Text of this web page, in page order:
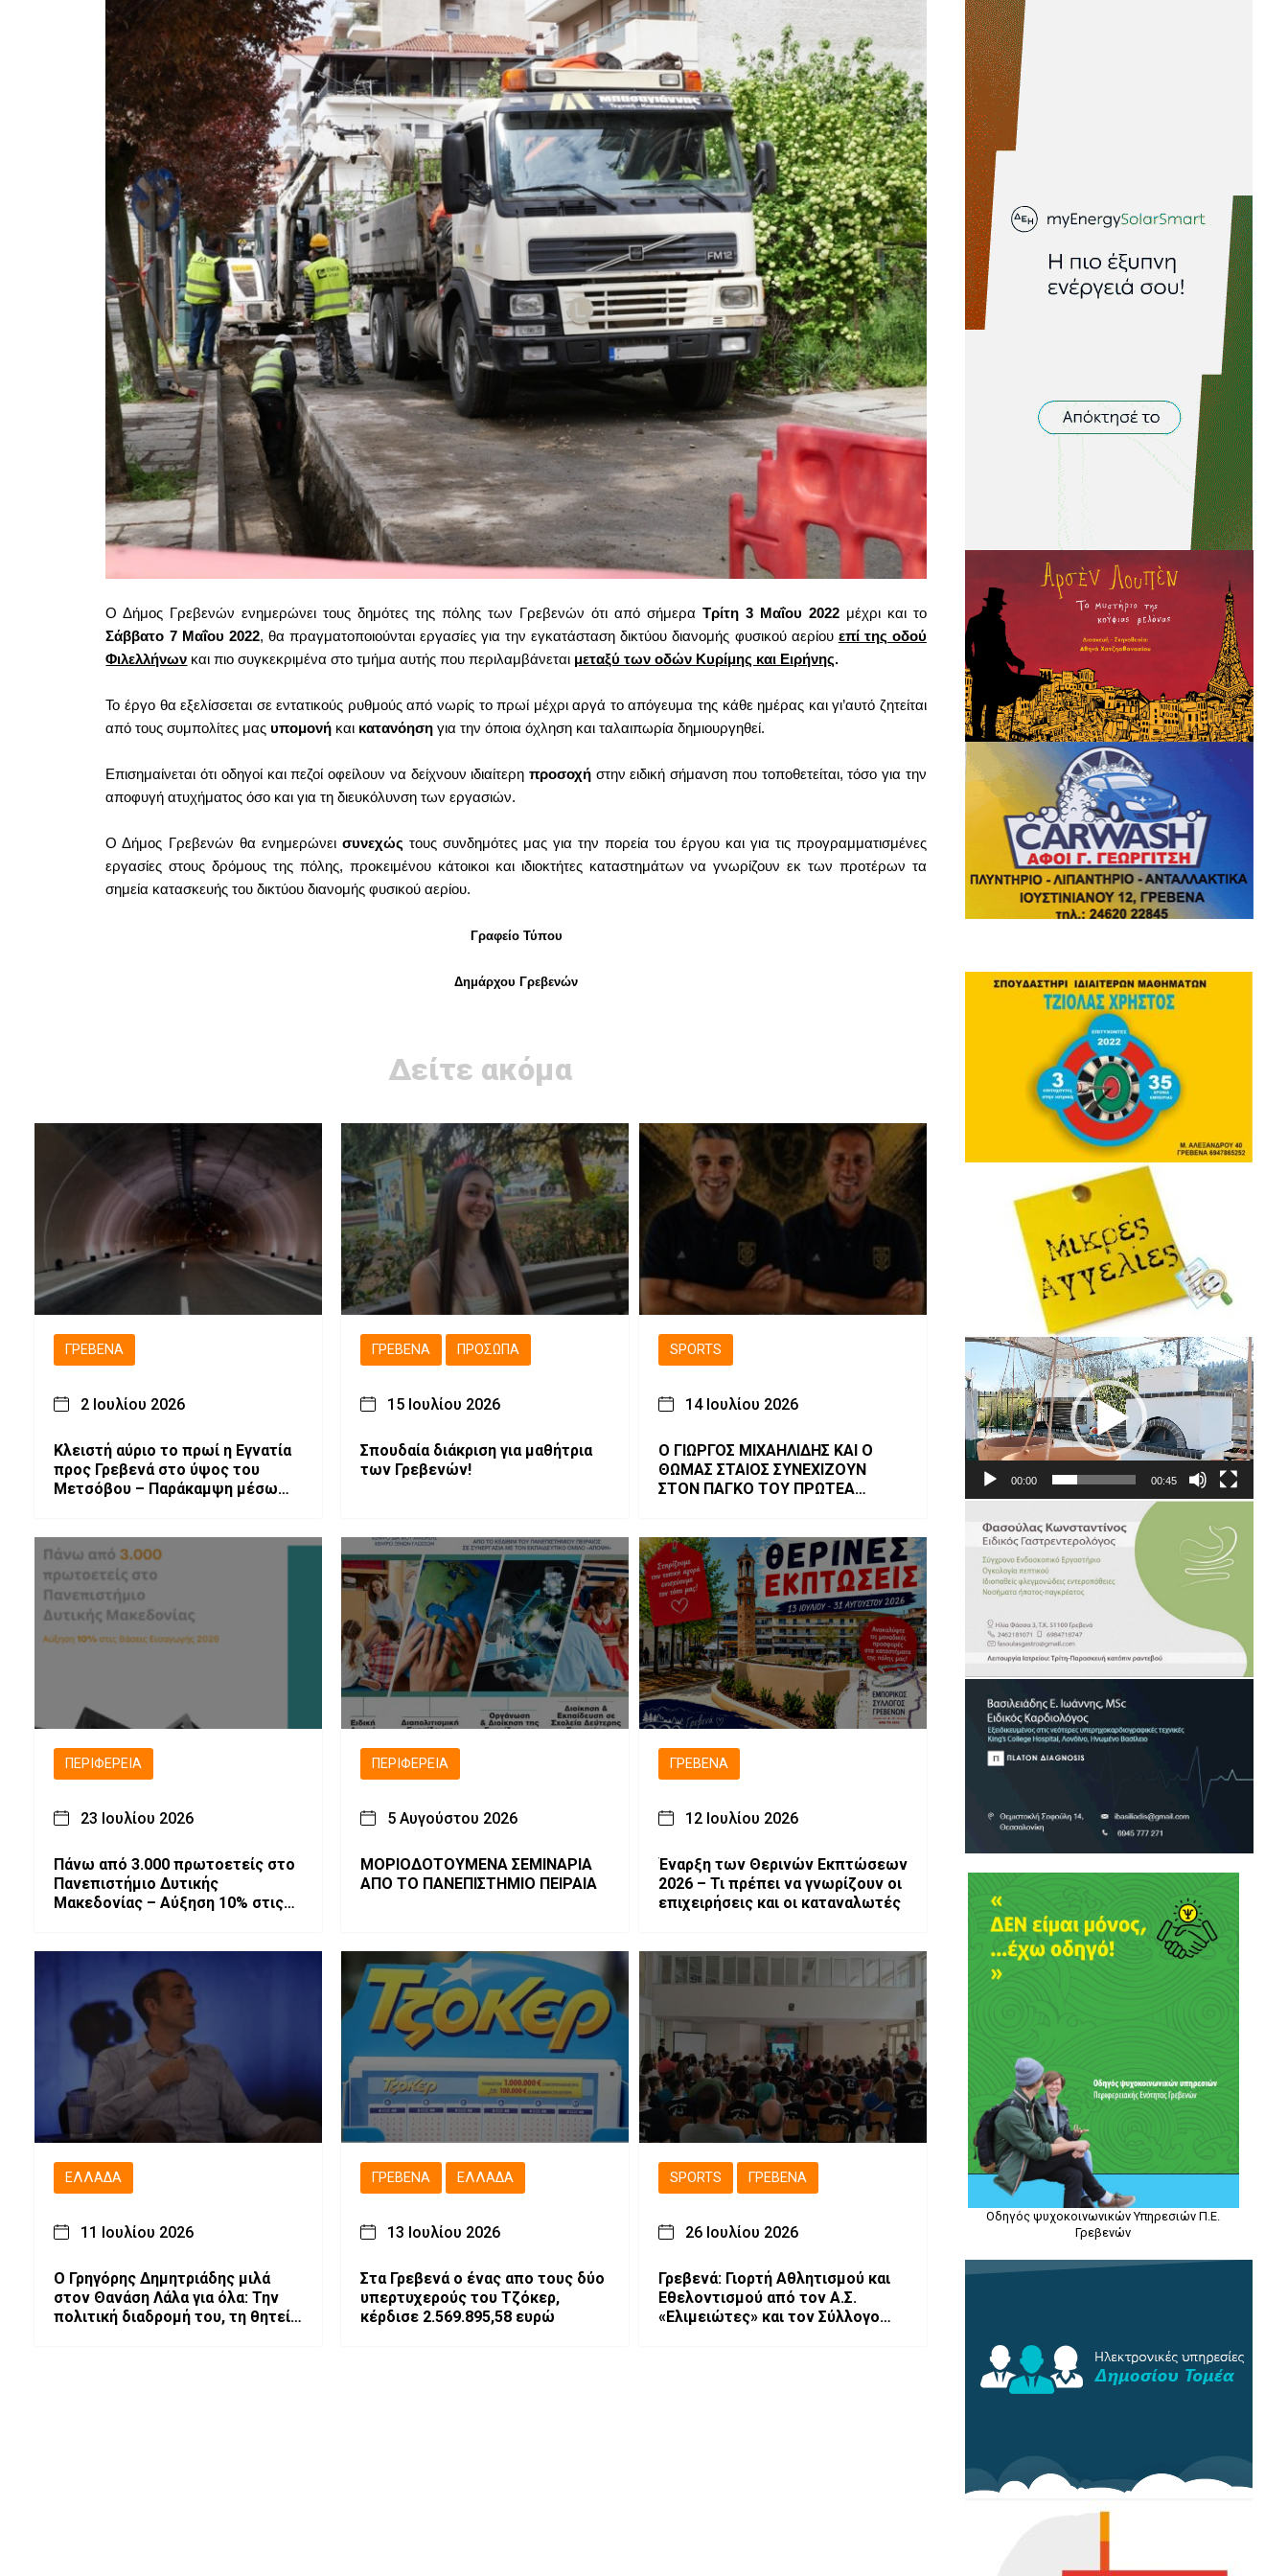
Ο Δήμος Γρεβενών ενημερώνει τους δημότες της πόλης των Γρεβενών ότι από σήμεραΤρίτη 3 Μαΐου 2022 μέχρι και το
Σάββατο 7 Μαΐου 2022, θα πραγματοποιούνται εργασίες για την εγκατάσταση δικτύου διανομής φυσικού αερίου επί της οδού
Φιλελλήνων και πιο συγκεκριμένα στο τμήμα αυτής που περιλαμβάνεται μεταξύ των οδών Κυρίμης και Ειρήνης.
Το έργο θα εξελίσσεται σε εντατικούς ρυθμούς από νωρίς το πρωί μέχρι αργά το απόγευμα της κάθε ημέρας και γι’αυτό ζητείται
από τους συμπολίτες μας υπομονή και κατανόηση για την όποια όχληση και ταλαιπωρία δημιουργηθεί.
Επισημαίνεται ότι οδηγοί και πεζοί οφείλουν να δείχνουν ιδιαίτερηπροσοχή στην ειδική σήμανση που τοποθετείται, τόσο για την
αποφυγή ατυχήματος όσο και για τη διευκόλυνση των εργασιών.
Ο Δήμος Γρεβενών θα ενημερώνει συνεχώς τους συνδημότες μας για την πορεία του έργου και για τις προγραμματισμένες
εργασίες στους δρόμους της πόλης, προκειμένου κάτοικοι και ιδιοκτήτες καταστημάτων να γνωρίζουν εκ των προτέρων τα
σημεία κατασκευής του δικτύου διανομής φυσικού αερίου.
Γραφείο Τύπου
Δημάρχου Γρεβενών
Δείτε ακόμα
ΓΡΕΒΕΝΆ
2 Ιουλίου 2026
Κλειστή αύριο το πρωί η Εγνατία
προς Γρεβενά στο ύψος του
Μετσόβου – Παράκαμψη μέσω
ΓΡΕΒΕΝΆ ΠΡΌΣΩΠΑ
15 Ιουλίου 2026
Σπουδαία διάκριση για μαθήτρια
των Γρεβενών!
SPORTS
14 Ιουλίου 2026
Ο ΓΙΩΡΓΟΣ ΜΙΧΑΗΛΙΔΗΣ ΚΑΙ Ο
ΘΩΜΑΣ ΣΤΑΙΟΣ ΣΥΝΕΧΙΖΟΥΝ
ΣΤΟΝ ΠΑΓΚΟ ΤΟΥ ΠΡΩΤΕΑ
ΠΕΡΙΦΈΡΕΙΑ
23 Ιουλίου 2026
Πάνω από 3.000 πρωτοετείς στο
Πανεπιστήμιο Δυτικής
Μακεδονίας – Αύξηση 10% στις
ΠΕΡΙΦΈΡΕΙΑ
5 Αυγούστου 2026
ΜΟΡΙΟΔΟΤΟΥΜΕΝΑ ΣΕΜΙΝΑΡΙΑ
ΑΠΟ ΤΟ ΠΑΝΕΠΙΣΤΗΜΙΟ ΠΕΙΡΑΙΑ
ΓΡΕΒΕΝΆ
12 Ιουλίου 2026
Έναρξη των Θερινών Εκπτώσεων
2026 – Τι πρέπει να γνωρίζουν οι
επιχειρήσεις και οι καταναλωτές
ΕΛΛΆΔΑ
11 Ιουλίου 2026
O Γρηγόρης Δημητριάδης μιλά
στον Θανάση Λάλα για όλα: Την
πολιτική διαδρομή του, τη θητεία
ΓΡΕΒΕΝΆ ΕΛΛΆΔΑ
13 Ιουλίου 2026
Στα Γρεβενά ο ένας απο τους δύο
υπερτυχερούς του Τζόκερ,
κέρδισε 2.569.895,58 ευρώ
SPORTS ΓΡΕΒΕΝΆ
26 Ιουλίου 2026
Γρεβενά: Γιορτή Αθλητισμού και
Εθελοντισμού από τον Α.Σ.
«Ελιμειώτες» και τον Σύλλογο
Πρόγραμμα
Αναπαραγωγής
Βίντεο
00:00 00:45
Οδηγός ψυχοκοινωνικών Υπηρεσιών Π.Ε.
Γρεβενών